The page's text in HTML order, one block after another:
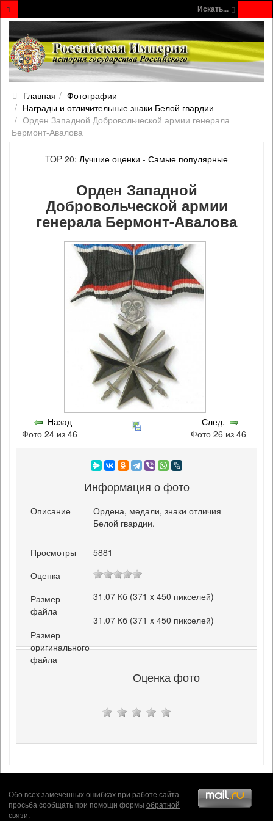
Искать...
Главная
Фотографии
Награды и отличительные знаки Белой гвардии
Орден Западной Добровольческой армии генерала
Бермонт-Авалова
TOP 20: Лучшие оценки - Самые популярные
Орден Западной
Добровольческой армии
генерала Бермонт-Авалова
Назад
Фото 24 из 46
След.
Фото 26 из 46
Информация о фото
Описание
Ордена, медали, знаки отличия
Белой гвардии.
Просмотры
5881
Оценка
Размер
файла
31.07 Кб (371 x 450 пикселей)
Размер
оригинального
файла
31.07 Кб (371 x 450 пикселей)
Оценка фото
Обо всех замеченных ошибках при работе сайта
просьба сообщать при помощи формы обратной
связи.